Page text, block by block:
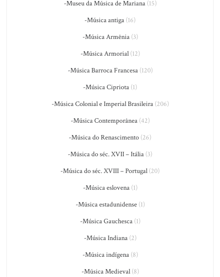
-Museu da Música de Mariana(15)
-Música antiga (16)
-Música Armênia(3)
-Música Armorial(12)
-Música Barroca Francesa(120)
-Música Cipriota (1)
-Música Colonial e Imperial Brasileira(206)
-Música Contemporânea(42)
-Música do Renascimento (26)
-Música do séc. XVII – Itália (3)
-Música do séc. XVIII – Portugal (20)
-Música eslovena(1)
-Música estadunidense(1)
-Música Gauchesca(1)
-Música Indiana(2)
-Música indígena(8)
-Música Medieval(8)